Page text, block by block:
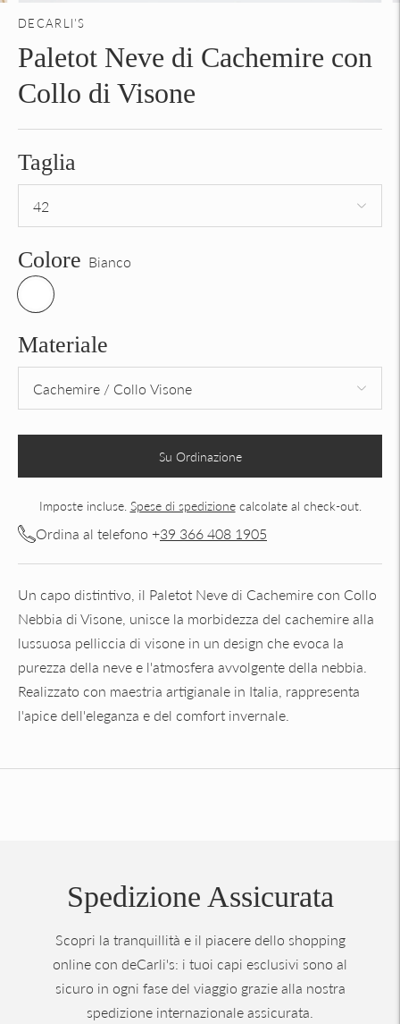
DECARLI'S
Paletot Neve di Cachemire con
Collo di Visone
Taglia
Colore Bianco
Materiale
Su Ordinazione
Imposte incluse. Spese di spedizionecalcolate al check-out.
Ordina al telefono +39 366 408 1905
Un capo distintivo, il Paletot Neve di Cachemire con Collo
Nebbia di Visone, unisce la morbidezza del cachemire alla
lussuosa pelliccia di visone in un design che evoca la
purezza della neve e l'atmosfera avvolgente della nebbia.
Realizzato con maestria artigianale in Italia, rappresenta
l'apice dell'eleganza e del comfort invernale.
un
Spedizione Assicurata
Scopri la tranquillità e il piacere dello shopping
online con deCarli's: i tuoi capi esclusivi sono al
sicuro in ogni fase del viaggio grazie alla nostra
spedizione internazionale assicurata.